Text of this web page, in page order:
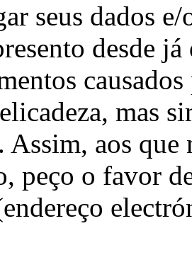
seus dados
desde
mas
Assim, aos
peço o favor